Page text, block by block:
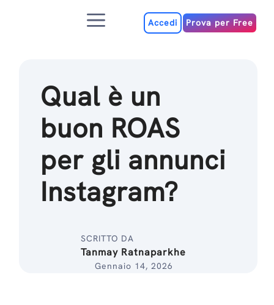
MenuAccedi Prova per Free
Qual è un
buon ROAS
per gli annunci
Instagram?
SCRITTO DA
Tanmay Ratnaparkhe
Gennaio 14, 2026